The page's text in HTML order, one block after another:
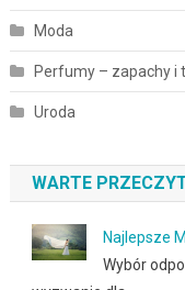
Moda
Perfumy – zapachy i
Uroda
WARTE
Najlepsze
Wybór